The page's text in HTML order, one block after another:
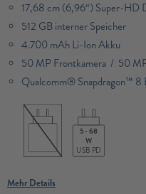
17,68 cm (6,96“) Super-HD
512 GB interner Speicher
4.700 mAh Li-Ion Akku
50 MP Frontkamera / 50
Qualcomm® Snapdragon™
5 - 68
W
USB PD
Mehr Details